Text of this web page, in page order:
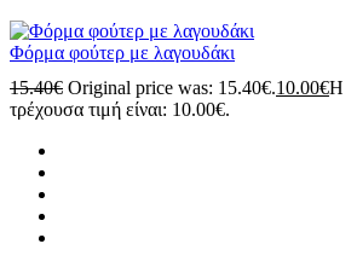
Φόρμα φούτερ με λαγουδάκι
15.40€ Original price was: 15.40€.10.00€Η
τρέχουσα τιμή είναι: 10.00€.